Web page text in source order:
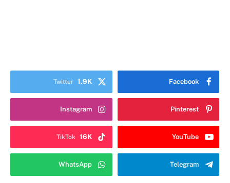
Facebook
Twitter 1.9K
Pinterest
Instagram
YouTube
TikTok 16K
Telegram
WhatsApp